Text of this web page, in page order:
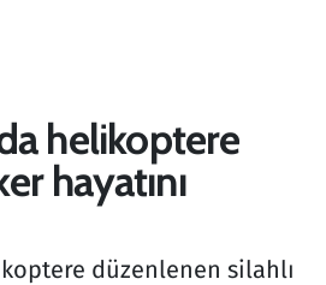
helikoptere
hayatını
düzenlenen silahlı